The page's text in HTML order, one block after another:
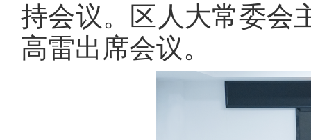
持会议。区人大常委会
高雷出席会议。